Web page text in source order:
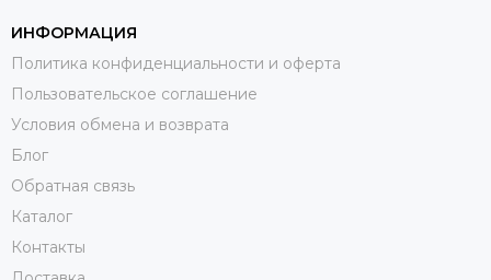
ИНФОРМАЦИЯ
Политика конфиденциальности и оферта
Пользовательское соглашение
Условия обмена и возврата
Блог
Обратная связь
Каталог
Контакты